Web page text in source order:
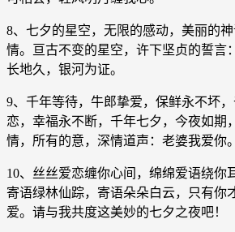
8、七夕的星空，无限的感动，美丽的
情。亘古不变的星空，许下坚贞的誓言
长地久，银河为证。
9、千年等待，牛郎挚爱，保鲜永不坏
恋，幸福永不断，千年七夕，今夜如期
情，所有的意，深情道声：老婆我爱你。
10、丝丝爱恋缠你心间，绵绵爱语绕你
寄语绿林仙踪，寄语朵朵白云，只有你
爱。请与我共度这美妙的七夕之夜吧！